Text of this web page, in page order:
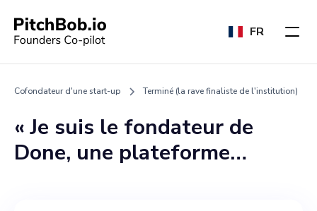
FR
Cofondateur d'une start-up Terminé (la rave finaliste de l'institution)
« Je suis le fondateur de
Done, une plateforme